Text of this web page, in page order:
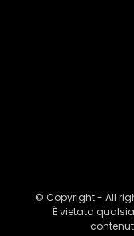
© Copyright - All
È vietata